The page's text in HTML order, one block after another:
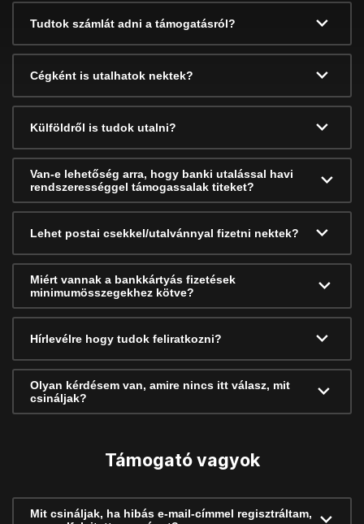
Tudtok számlát adni a támogatásról?
Cégként is utalhatok nektek?
Külföldről is tudok utalni?
Van-e lehetőség arra, hogy banki utalással havi
rendszerességgel támogassalak titeket?
Lehet postai csekkel/utalvánnyal fizetni nektek?
Miért vannak a bankkártyás fizetések
minimumösszegekhez kötve?
Hírlevélre hogy tudok feliratkozni?
Olyan kérdésem van, amire nincs itt válasz, mit
csináljak?
Támogató vagyok
Mit csináljak, ha hibás e-mail-címmel regisztráltam,